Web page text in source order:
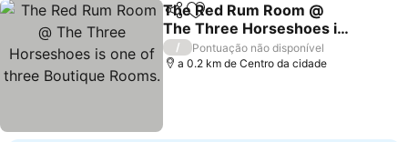
PartilharAdicionar aos favoritos
The Red Rum Room @
The Three Horseshoes is
one of three Boutique
Rooms.
/
Pontuação não disponível
a 0.2 km de Centro da cidade